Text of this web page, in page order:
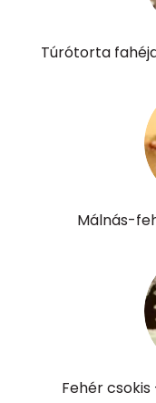
Túrótorta
Málnás-
Fehér